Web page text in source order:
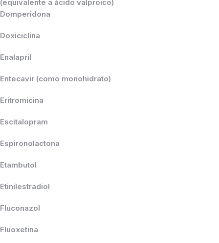
(equivalente a ácido valproico)
Domperidona
Doxiciclina
Enalapril
Entecavir (como monohidrato)
Eritromicina
Escitalopram
Espironolactona
Etambutol
Etinilestradiol
Fluconazol
Fluoxetina